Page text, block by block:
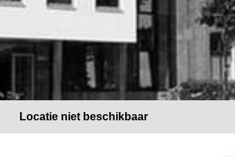
Locatie niet beschikbaar